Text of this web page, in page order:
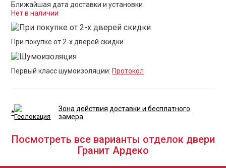
Ближайшая дата доставки и установки
Нет в наличии
При покупке от 2-х дверей скидки
Первый класс шумоизоляции: Протокол
*
Зона действия доставки и бесплатного
замера
Посмотреть все варианты отделок двери
Гранит Ардеко